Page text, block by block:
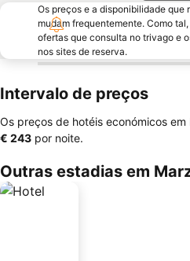
Os preços e a disponibilidade que
mudam frequentemente. Como
ofertas que consulta no trivago e
nos sites de reserva.
Intervalo de preços
Os preços de hotéis económicos
‎€ 243 por noite.
Outras estadias em